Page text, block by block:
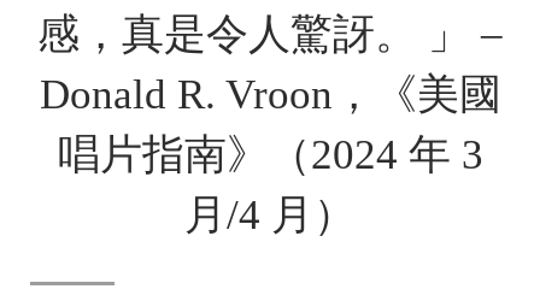
感，真是令人驚訝。 」 –
Donald R. Vroon，《美國
唱片指南》（2024 年 3
月/4 月）